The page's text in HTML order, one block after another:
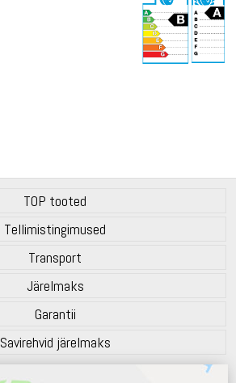
TOP tooted
Tellimistingimused
Transport
Järelmaks
Garantii
Savirehvid järelmaks